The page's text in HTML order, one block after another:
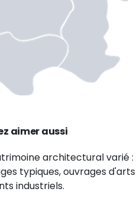
aimer aussi
architectural varié :
typiques, ouvrages d'arts
industriels.